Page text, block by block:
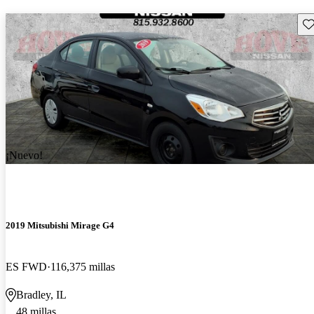
¡Nuevo!
2019 Mitsubishi Mirage G4
ES FWD 116,375 millas
Bradley, IL